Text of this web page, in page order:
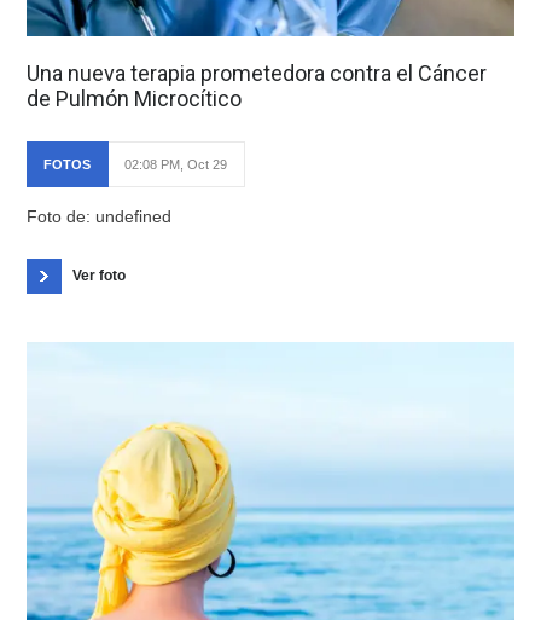
Una nueva terapia prometedora contra el Cáncer
de Pulmón Microcítico
FOTOS 02:08 PM, Oct 29
Foto de: undefined
Ver foto